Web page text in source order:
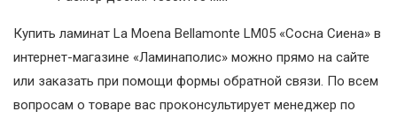
Купить ламинат La Moena Bellamonte LM05 «Сосна Сиена» в
интернет-магазине «Ламинаполис» можно прямо на сайте
или заказать при помощи формы обратной связи. По всем
вопросам о товаре вас проконсультирует менеджер по